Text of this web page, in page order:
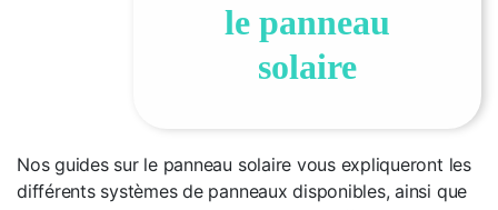
le panneau
solaire
Nos guides sur le panneau solaire vous expliqueront les
différents systèmes de panneaux disponibles, ainsi que